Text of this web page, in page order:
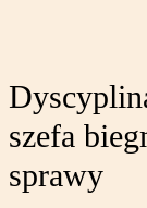
szefa
sprawy